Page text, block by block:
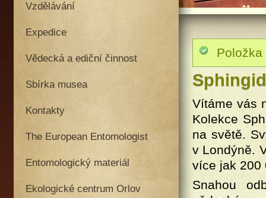
Vzdělávání
Expedice
Vědecká a ediční činnost
Sbírka musea
Kontakty
The European Entomologist
Entomologický materiál
Ekologické centrum Orlov
Vítáme vás
Kolekce
na světě.
v Londýně.
více jak 200
Snahou